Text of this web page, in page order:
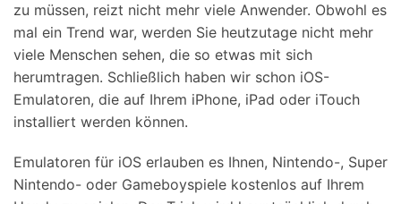
zu müssen, reizt nicht mehr viele Anwender. Obwohl es
mal ein Trend war, werden Sie heutzutage nicht mehr
viele Menschen sehen, die so etwas mit sich
herumtragen. Schließlich haben wir schon iOS-
Emulatoren, die auf Ihrem iPhone, iPad oder iTouch
installiert werden können.
Emulatoren für iOS erlauben es Ihnen, Nintendo-, Super
Nintendo- oder Gameboyspiele kostenlos auf Ihrem